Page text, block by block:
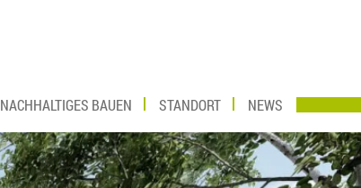
NACHHALTIGES BAUEN STANDORT NEWS